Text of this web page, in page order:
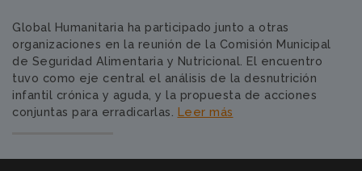
Global Humanitaria ha participado junto a otras
organizaciones en la reunión de la Comisión Municipal
de Seguridad Alimentaria y Nutricional. El encuentro
tuvo como eje central el análisis de la desnutrición
infantil crónica y aguda, y la propuesta de acciones
conjuntas para erradicarlas. Leer más